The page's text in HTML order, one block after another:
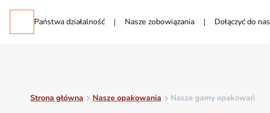
Państwa działalność Nasze zobowiązania Dołączyć do nas
Strona główna Nasze opakowania Nasze gamy opakowań